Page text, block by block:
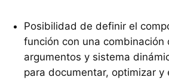
Posibilidad de definir el
función con una combinación
argumentos y sistema
para documentar, optimizar y